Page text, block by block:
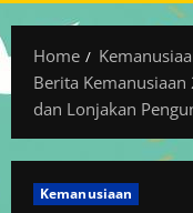
Home
Berita
dan Lonjakan
Kemanusiaan